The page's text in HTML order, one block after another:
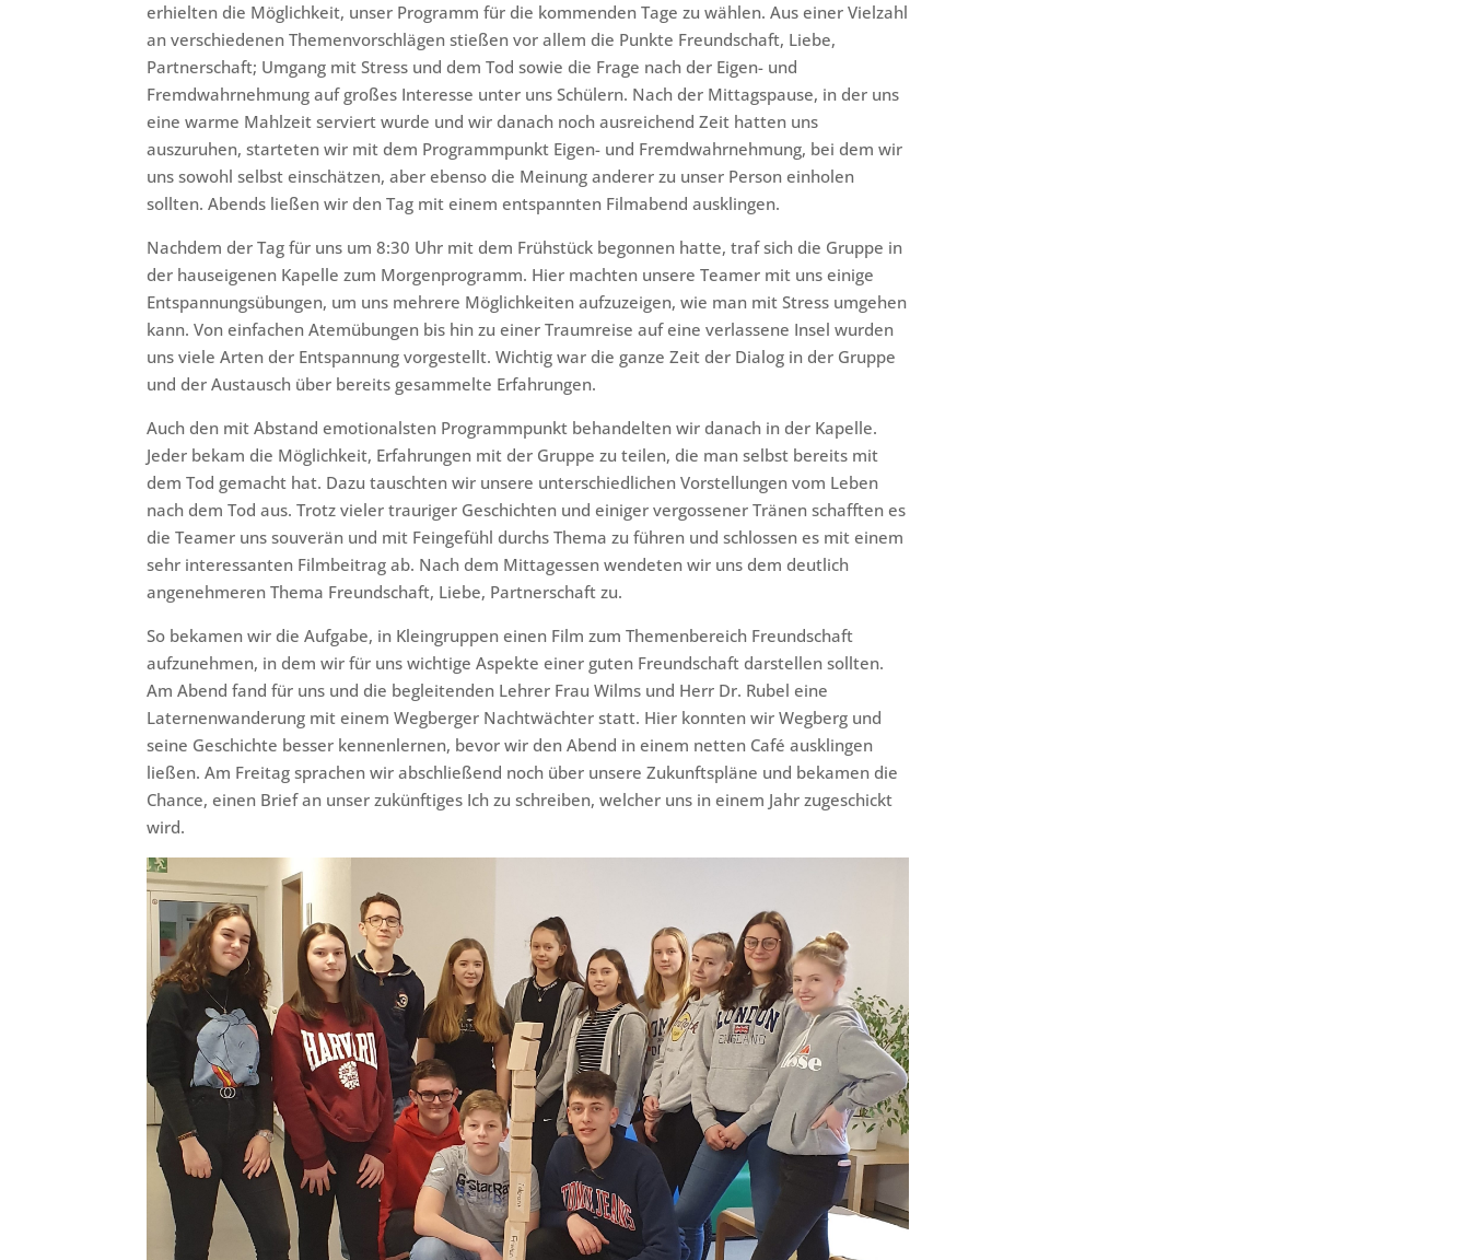
erhielten die Möglichkeit, unser Programm für die kommenden Tage zu wählen. Aus einer Vielzahl
an verschiedenen Themenvorschlägen stießen vor allem die Punkte Freundschaft, Liebe,
Partnerschaft; Umgang mit Stress und dem Tod sowie die Frage nach der Eigen- und
Fremdwahrnehmung auf großes Interesse unter uns Schülern. Nach der Mittagspause, in der uns
eine warme Mahlzeit serviert wurde und wir danach noch ausreichend Zeit hatten uns
auszuruhen, starteten wir mit dem Programmpunkt Eigen- und Fremdwahrnehmung, bei dem wir
uns sowohl selbst einschätzen, aber ebenso die Meinung anderer zu unser Person einholen
sollten. Abends ließen wir den Tag mit einem entspannten Filmabend ausklingen.
Nachdem der Tag für uns um 8:30 Uhr mit dem Frühstück begonnen hatte, traf sich die Gruppe in
der hauseigenen Kapelle zum Morgenprogramm. Hier machten unsere Teamer mit uns einige
Entspannungsübungen, um uns mehrere Möglichkeiten aufzuzeigen, wie man mit Stress umgehen
kann. Von einfachen Atemübungen bis hin zu einer Traumreise auf eine verlassene Insel wurden
uns viele Arten der Entspannung vorgestellt. Wichtig war die ganze Zeit der Dialog in der Gruppe
und der Austausch über bereits gesammelte Erfahrungen.
Auch den mit Abstand emotionalsten Programmpunkt behandelten wir danach in der Kapelle.
Jeder bekam die Möglichkeit, Erfahrungen mit der Gruppe zu teilen, die man selbst bereits mit
dem Tod gemacht hat. Dazu tauschten wir unsere unterschiedlichen Vorstellungen vom Leben
nach dem Tod aus. Trotz vieler trauriger Geschichten und einiger vergossener Tränen schafften es
die Teamer uns souverän und mit Feingefühl durchs Thema zu führen und schlossen es mit einem
sehr interessanten Filmbeitrag ab. Nach dem Mittagessen wendeten wir uns dem deutlich
angenehmeren Thema Freundschaft, Liebe, Partnerschaft zu.
So bekamen wir die Aufgabe, in Kleingruppen einen Film zum Themenbereich Freundschaft
aufzunehmen, in dem wir für uns wichtige Aspekte einer guten Freundschaft darstellen sollten.
Am Abend fand für uns und die begleitenden Lehrer Frau Wilms und Herr Dr. Rubel eine
Laternenwanderung mit einem Wegberger Nachtwächter statt. Hier konnten wir Wegberg und
seine Geschichte besser kennenlernen, bevor wir den Abend in einem netten Café ausklingen
ließen. Am Freitag sprachen wir abschließend noch über unsere Zukunftspläne und bekamen die
Chance, einen Brief an unser zukünftiges Ich zu schreiben, welcher uns in einem Jahr zugeschickt
wird.